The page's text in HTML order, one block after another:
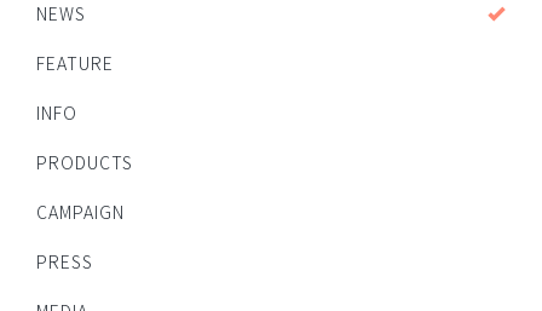
NEWS
FEATURE
INFO
PRODUCTS
CAMPAIGN
PRESS